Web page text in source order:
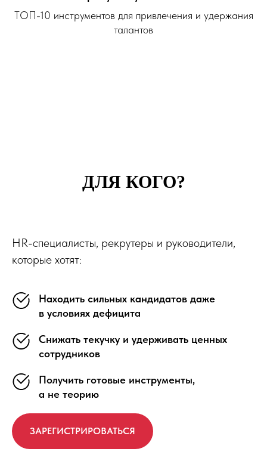
ТОП-10 инструментов для привлечения и удержания
талантов
ДЛЯ КОГО?
HR-специалисты, рекрутеры и руководители,
которые хотят:
Находить сильных кандидатов даже
в условиях дефицита
Снижать текучку и удерживать ценных
сотрудников
Получить готовые инструменты,
а не теорию
ЗАРЕГИСТРИРОВАТЬСЯ